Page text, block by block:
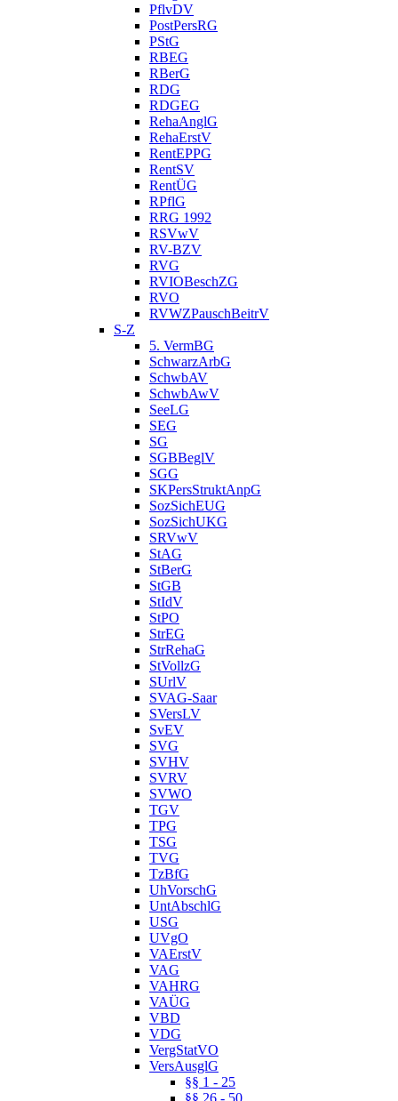
PflvDV
PostPersRG
PStG
RBEG
RBerG
RDG
RDGEG
RehaAnglG
RehaErstV
RentEPPG
RentSV
RentÜG
RPflG
RRG 1992
RSVwV
RV-BZV
RVG
RVIOBeschZG
RVO
RVWZPauschBeitrV
S-Z
5. VermBG
SchwarzArbG
SchwbAV
SchwbAwV
SeeLG
SEG
SG
SGBBeglV
SGG
SKPersStruktAnpG
SozSichEUG
SozSichUKG
SRVwV
StAG
StBerG
StGB
StIdV
StPO
StrEG
StrRehaG
StVollzG
SUrlV
SVAG-Saar
SVersLV
SvEV
SVG
SVHV
SVRV
SVWO
TGV
TPG
TSG
TVG
TzBfG
UhVorschG
UntAbschlG
USG
UVgO
VAErstV
VAG
VAHRG
VAÜG
VBD
VDG
VergStatVO
VersAusglG
§§ 1 - 25
§§ 26 - 50